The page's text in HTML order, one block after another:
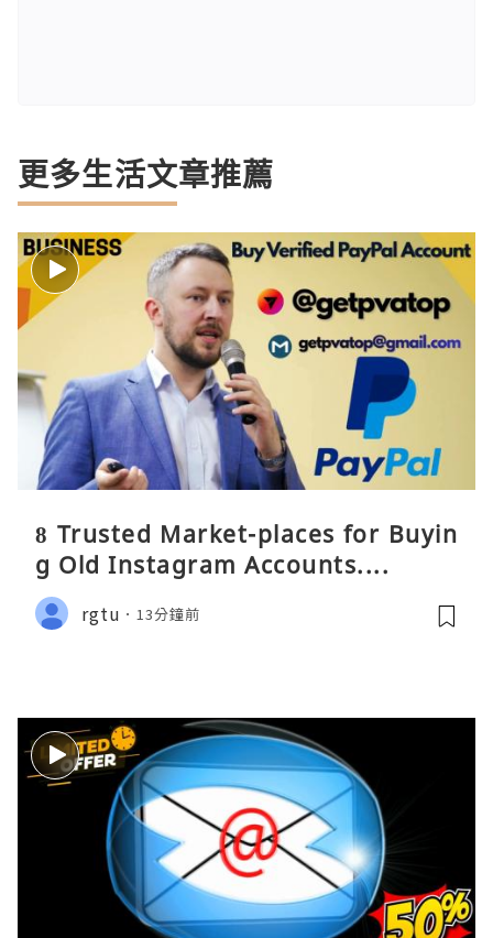
更多生活文章推薦
8 Trusted Market-places for Buyin
g Old Instagram Accounts....
rgtu 13分鐘前